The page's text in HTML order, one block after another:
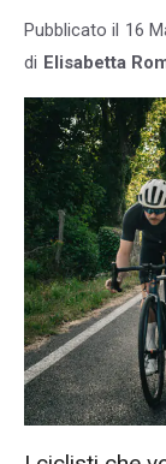
Pubblicato il 16
di Elisabetta